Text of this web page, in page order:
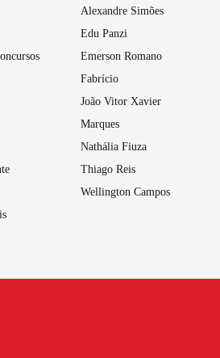
Alexandre Simões
Edu Panzi
Emerson Romano
Fabrício
João Vitor Xavier
Marques
Nathália Fiuza
Thiago Reis
Wellington Campos